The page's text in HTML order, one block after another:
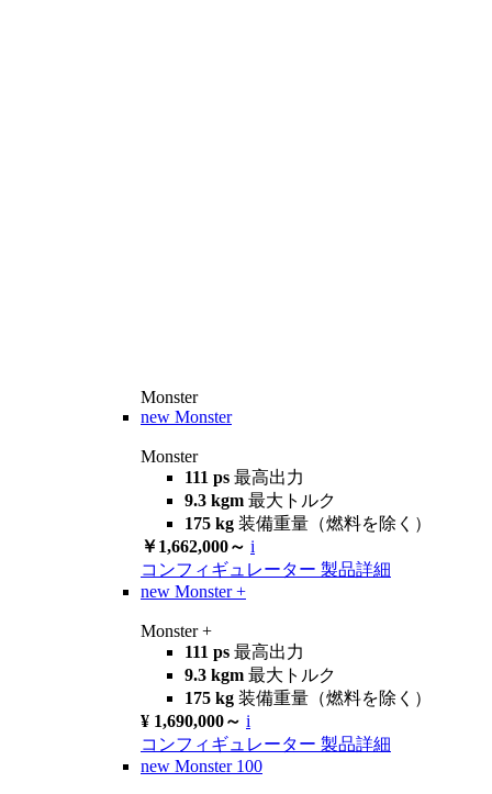
Monster
new Monster
Monster
111 ps 最高出力
9.3 kgm 最大トルク
175 kg 装備重量（燃料を除く）
￥1,662,000～ i
コンフィギュレーター 製品詳細
new Monster +
Monster +
111 ps 最高出力
9.3 kgm 最大トルク
175 kg 装備重量（燃料を除く）
¥ 1,690,000～ i
コンフィギュレーター 製品詳細
new Monster 100